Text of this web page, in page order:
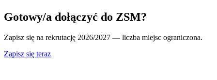
Gotowy/a dołączyć do ZSM?
Zapisz się na rekrutację 2026/2027 — liczba miejsc ograniczona.
Zapisz się teraz